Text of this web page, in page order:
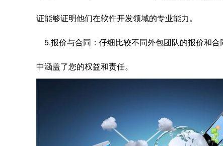
证能够证明他们在软件开发领域的专业能力。
5.报价与合同：仔细比较不同外包团队的报价和
中涵盖了您的权益和责任。